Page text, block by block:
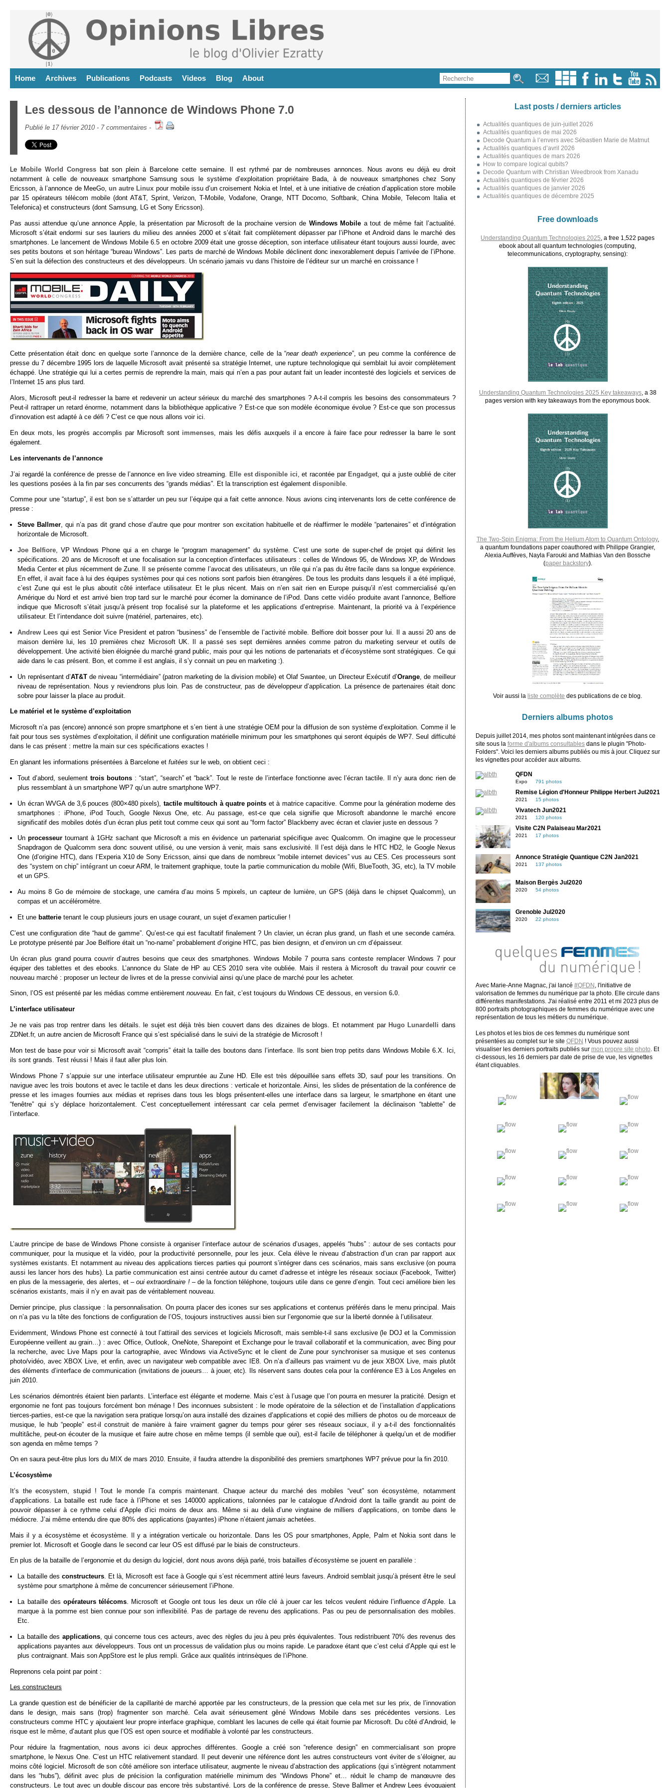
Home Archives Publications Podcasts Videos Blog About
Les dessous de l’annonce de Windows Phone 7.0
Publié le 17 février 2010 - 7 commentaires -
Le Mobile World Congressbat son plein à Barcelone cette semaine. Il est rythmé par de nombreuses annonces. Nous avons eu déjà eu droit
notamment à celle de nouveaux smartphone Samsung sous le système d’exploitation propriétaire Bada, à de nouveaux smartphones chez Sony
Ericsson, à l’annonce de MeeGo, un autre Linux pour mobile issu d’un croisement Nokia et Intel, et à une initiative de création d’application store mobile
par 15 opérateurs télécom mobile (dont AT&T, Sprint, Verizon, T-Mobile, Vodafone, Orange, NTT Docomo, Softbank, China Mobile, Telecom Italia et
Telefonica) et constructeurs (dont Samsung, LG et Sony Ericsson).
Pas aussi attendue qu’une annonce Apple, la présentation par Microsoft de la prochaine version de Windows Mobile a tout de même fait l’actualité.
Microsoft s’était endormi sur ses lauriers du milieu des années 2000 et s’était fait complètement dépasser par l’iPhone et Android dans le marché des
smartphones. Le lancement de Windows Mobile 6.5 en octobre 2009 était une grosse déception, son interface utilisateur étant toujours aussi lourde, avec
ses petits boutons et son héritage “bureau Windows”. Les parts de marché de Windows Mobile déclinent donc inexorablement depuis l’arrivée de l’iPhone.
S’en suit la défection des constructeurs et des développeurs. Un scénario jamais vu dans l’histoire de l’éditeur sur un marché en croissance !
Cette présentation était donc en quelque sorte l’annonce de la dernière chance, celle de la “near death experience”, un peu comme la conférence de
presse du 7 décembre 1995 lors de laquelle Microsoft avait présenté sa stratégie Internet, une rupture technologique qui semblait lui avoir complètement
échappé. Une stratégie qui lui a certes permis de reprendre la main, mais qui n’en a pas pour autant fait un leader incontesté des logiciels et services de
l’Internet 15 ans plus tard.
Alors, Microsoft peut-il redresser la barre et redevenir un acteur sérieux du marché des smartphones ? A-t-il compris les besoins des consommateurs ?
Peut-il rattraper un retard énorme, notamment dans la bibliothèque applicative ? Est-ce que son modèle économique évolue ? Est-ce que son processus
d’innovation est adapté à ce défi ? C’est ce que nous allons voir ici.
En deux mots, les progrès accomplis par Microsoft sont immenses , mais les défis auxquels il a encore à faire face pour redresser la barre le sont
également.
Les intervenants de l’annonce
J’ai regardé la conférence de presse de l’annonce en live video streaming. Elle est disponible ici , et racontée par Engadget , qui a juste oublié de citer
les questions posées à la fin par ses concurrents des “grands médias”. Et la transcription est également disponible
Comme pour une “startup”, il est bon se s’attarder un peu sur l’équipe qui a fait cette annonce. Nous avions cinq intervenants lors de cette conférence de
presse :
Steve Ballmer, qui n’a pas dit grand chose d’autre que pour montrer son excitation habituelle et de réaffirmer le modèle “partenaires” et d’intégration
horizontale de Microsoft.
Joe Belfiore, VP Windows Phone qui a en charge le “program management” du système. C’est une sorte de super-chef de projet qui définit les
spécifications. 20 ans de Microsoft et une focalisation sur la conception d’interfaces utilisateurs : celles de Windows 95, de Windows XP, de Windows
Media Center et plus récemment de Zune. Il se présente comme l’avocat des utilisateurs, un rôle qui n’a pas du être facile dans sa longue expérience.
En effet, il avait face à lui des équipes systèmes pour qui ces notions sont parfois bien étrangères. De tous les produits dans lesquels il a été impliqué,
c’est Zune qui est le plus aboutit côté interface utilisateur. Et le plus récent. Mais on n’en sait rien en Europe puisqu’il n’est commercialisé qu’en
Amérique du Nord et est arrivé bien trop tard sur le marché pour écorner la dominance de l’iPod. Dans cettevidéo produite avant l’annonce, Belfiore
indique que Microsoft s’était jusqu’à présent trop focalisé sur la plateforme et les applications d’entreprise. Maintenant, la priorité va à l’expérience
utilisateur. Et l’intendance doit suivre (matériel, partenaires, etc).
Andrew Lees qui est Senior Vice President et patron “business” de l’ensemble de l’activité mobile. Belfiore doit bosser pour lui. Il a aussi 20 ans de
maison derrière lui, les 10 premières chez Microsoft UK. Il a passé ses sept dernières années comme patron du marketing serveur et outils de
développement. Une activité bien éloignée du marché grand public, mais pour qui les notions de partenariats et d’écosystème sont stratégiques. Ce qui
aide dans le cas présent. Bon, et comme il est anglais, il s’y connait un peu en marketing :).
Un représentant d’AT&Tde niveau “intermédiaire” (patron marketing de la division mobile) et Olaf Swantee, un Directeur Exécutif d’Orange , de meilleur
niveau de représentation. Nous y reviendrons plus loin. Pas de constructeur, pas de développeur d’application. La présence de partenaires était donc
sobre pour laisser la place au produit.
Le matériel et le système d’exploitation
Microsoft n’a pas (encore) annoncé son propre smartphone et s’en tient à une stratégie OEM pour la diffusion de son système d’exploitation. Comme il le
fait pour tous ses systèmes d’exploitation, il définit une configuration matérielle minimum pour les smartphones qui seront équipés de WP7. Seul difficulté
dans le cas présent : mettre la main sur ces spécifications exactes !
En glanant les informations présentées à Barcelone et fuitées sur le web, on obtient ceci :
Tout d’abord, seulementtrois boutons: “start”, “search” et “back”. Tout le reste de l’interface fonctionne avec l’écran tactile. Il n’y aura donc rien de
plus ressemblant à un smartphone WP7 qu’un autre smartphone WP7.
Un écran WVGA de 3,6 pouces (800×480 pixels), tactile multitouch à quatre points et à matrice capacitive. Comme pour la génération moderne des
smartphones : iPhone, iPod Touch, Google Nexus One, etc. Au passage, est-ce que cela signifie que Microsoft abandonne le marché encore
significatif des mobiles dotés d’un écran plus petit tout comme ceux qui sont au “form factor” Blackberry avec écran et clavier juste en dessous ?
Unprocesseur tournant à 1GHz sachant que Microsoft a mis en évidence un partenariat spécifique avec Qualcomm. On imagine que le processeur
Snapdragon de Qualcomm sera donc souvent utilisé, ou une version à venir, mais sans exclusivité. Il l’est déjà dans le HTC HD2, le Google Nexus
One (d’origine HTC), dans l’Experia X10 de Sony Ericsson, ainsi que dans de nombreux “mobile internet devices” vus au CES. Ces processeurs sont
des “system on chip” intégrantun coeur ARM, le traitement graphique, toute la partie communication du mobile (Wifi, BlueTooth, 3G, etc), la TV mobile
et un GPS.
Au moins 8 Go de mémoire de stockage, une caméra d’au moins 5 mpixels, un capteur de lumière, un GPS (déjà dans le chipset Qualcomm), un
compas et un accéléromètre.
Et une batterietenant le coup plusieurs jours en usage courant, un sujet d’examen particulier !
C’est une configuration dite “haut de gamme”. Qu’est-ce qui est facultatif finalement ? Un clavier, un écran plus grand, un flash et une seconde caméra.
Le prototype présenté par Joe Belfiore était un “no-name” probablement d’origine HTC, pas bien designn, et d’environ un cm d’épaisseur.
Un écran plus grand pourra couvrir d’autres besoins que ceux des smartphones. Windows Mobile 7 pourra sans conteste remplacer Windows 7 pour
équiper des tablettes et des ebooks. L’annonce du Slate de HP au CES 2010 sera vite oubliée. Mais il restera à Microsoft du travail pour couvrir ce
nouveau marché : proposer un lecteur de livres et de la presse convivial ainsi qu’une place de marché pour les acheter.
Sinon, l’OS est présenté par les médias comme entièrement nouveau. En fait, c’est toujours du Windows CE dessous, en version 6.0.
L’interface utilisateur
Je ne vais pas trop rentrer dans les détails. le sujet est déjà très bien couvert dans des dizaines de blogs. Et notamment par Hugo Lunardelli dans
ZDNet.fr, un autre ancien de Microsoft France qui s’est spécialisé dans le suivi de la stratégie de Microsoft !
Mon test de base pour voir si Microsoft avait “compris” était la taille des boutons dans l’interface. Ils sont bien trop petits dans Windows Mobile 6.X. Ici,
ils sont grands. Test réussi ! Mais il faut aller plus loin.
Windows Phone 7 s’appuie sur une interface utilisateur empruntée au Zune HD. Elle est très dépouillée sans effets 3D, sauf pour les transitions. On
navigue avec les trois boutons et avec le tactile et dans les deux directions : verticale et horizontale. Ainsi, les slides de présentation de la conférence de
presse et les images fournies aux médias et reprises dans tous les blogs présentent-elles une interface dans sa largeur, le smartphone en étant une
“fenêtre” qui s’y déplace horizontalement. C’est conceptuellement intéressant car cela permet d’envisager facilement la déclinaison “tablette” de
l’interface.
L’autre principe de base de Windows Phone consiste à organiser l’interface autour de scénarios d’usages, appelés “hubs” : autour de ses contacts pour
communiquer, pour la musique et la vidéo, pour la productivité personnelle, pour les jeux. Cela élève le niveau d’abstraction d’un cran par rapport aux
systèmes existants. Et notamment au niveau des applications tierces parties qui pourront s’intégrer dans ces scénarios, mais sans exclusive (on pourra
aussi les lancer hors des hubs). La partie communication est ainsi centrée autour du carnet d’adresse et intègre les réseaux sociaux (Facebook, Twitter)
en plus de la messagerie, des alertes, et –oui extraordinaire ! – de la fonction téléphone, toujours utile dans ce genre d’engin. Tout ceci améliore bien les
scénarios existants, mais il n’y en avait pas de véritablement nouveau.
Dernier principe, plus classique : la personnalisation. On pourra placer des icones sur ses applications et contenus préférés dans le menu principal. Mais
on n’a pas vu la tête des fonctions de configuration de l’OS, toujours instructives aussi bien sur l’ergonomie que sur la liberté donnée à l’utilisateur.
Evidemment, Windows Phone est connecté à tout l’attirail des services et logiciels Microsoft, mais semble-t-il sans exclusive (le DOJ et la Commission
Européenne veillent au grain…) : avec Office, Outlook, OneNote, Sharepoint et Exchange pour le travail collaboratif et la communication, avec Bing pour
la recherche, avec Live Maps pour la cartographie, avec Windows via ActiveSync et le client de Zune pour synchroniser sa musique et ses contenus
photo/vidéo, avec XBOX Live, et enfin, avec un navigateur web compatible avec IE8. On n’a d’ailleurs pas vraiment vu de jeux XBOX Live, mais plutôt
des éléments d’interface de communication (invitations de joueurs… à jouer, etc). Ils réservent sans doutes cela pour la conférence E3 à Los Angeles en
juin 2010.
Les scénarios démontrés étaient bien parlants. L’interface est élégante et moderne. Mais c’est à l’usage que l’on pourra en mesurer la praticité. Design et
ergonomie ne font pas toujours forcément bon ménage ! Des inconnues subsistent : le mode opératoire de la sélection et de l’installation d’applications
tierces-parties, est-ce que la navigation sera pratique lorsqu’on aura installé des dizaines d’applications et copié des milliers de photos ou de morceaux de
musique, le hub “people” est-il construit de manière à faire vraiment gagner du temps pour gérer ses réseaux sociaux, il y a-t-il des fonctionnalités
multitâche, peut-on écouter de la musique et faire autre chose en même temps (il semble que oui), est-il facile de téléphoner à quelqu’un et de modifier
son agenda en même temps ?
On en saura peut-être plus lors du MIX de mars 2010. Ensuite, il faudra attendre la disponibilité des premiers smartphones WP7 prévue pour la fin 2010.
L’écosystème
It’s the ecosystem, stupid ! Tout le monde l’a compris maintenant. Chaque acteur du marché des mobiles “veut” son écosystème, notamment
d’applications. La bataille est rude face à l’iPhone et ses 140000 applications, talonnées par le catalogue d’Android dont la taille grandit au point de
pouvoir dépasser à ce rythme celui d’Apple d’ici moins de deux ans. Même si au delà d’une vingtaine de milliers d’applications, on tombe dans le
médiocre. J’ai même entendu dire que 80% des applications (payantes) iPhone n’étaient jamais achetées.
Mais il y a écosystème et écosystème. Il y a intégration verticale ou horizontale. Dans les OS pour smartphones, Apple, Palm et Nokia sont dans le
premier lot. Microsoft et Google dans le second car leur OS est diffusé par le biais de constructeurs.
En plus de la bataille de l’ergonomie et du design du logiciel, dont nous avons déjà parlé, trois batailles d’écosystème se jouent en parallèle :
La bataille des constructeurs. Et là, Microsoft est face à Google qui s’est récemment attiré leurs faveurs. Android semblait jusqu’à présent être le seul
système pour smartphone à même de concurrencer sérieusement l’iPhone.
La bataille desopérateurs télécoms. Microsoft et Google ont tous les deux un rôle clé à jouer car les telcos veulent réduire l’influence d’Apple. La
marque à la pomme est bien connue pour son inflexibilité. Pas de partage de revenu des applications. Pas ou peu de personnalisation des mobiles.
Etc.
La bataille des applications, qui concerne tous ces acteurs, avec des règles du jeu à peu près équivalentes. Tous redistribuent 70% des revenus des
applications payantes aux développeurs. Tous ont un processus de validation plus ou moins rapide. Le paradoxe étant que c’est celui d’Apple qui est le
plus contraignant. Mais son AppStore est le plus rempli. Grâce aux qualités intrinsèques de l’iPhone.
Reprenons cela point par point :
Les constructeurs
La grande question est de bénéficier de la capillarité de marché apportée par les constructeurs, de la pression que cela met sur les prix, de l’innovation
dans le design, mais sans (trop) fragmenter son marché. Cela avait sérieusement gêné Windows Mobile dans ses précédentes versions. Les
constructeurs comme HTC y ajoutaient leur propre interface graphique, comblant les lacunes de celle qui était fournie par Microsoft. Du côté d’Android, le
risque est le même, d’autant plus que l’OS est open source et modifiable à volonté par les constructeurs.
Pour réduire la fragmentation, nous avons ici deux approches différentes. Google a créé son “reference design” en commercialisant son propre
smartphone, le Nexus One. C’est un HTC relativement standard. Il peut devenir une référence dont les autres constructeurs vont éviter de s’éloigner, au
moins côté logiciel. Microsoft de son côté améliore son interface utilisateur, augmente le niveau d’abstraction des applications (qui s’intègrent notamment
dans les “hubs”), définit avec plus de précision la configuration matérielle minimum des “Windows Phone” et… réduit le champ de manœuvre des
constructeurs. Le tout avec un double discour pas encore très substantivé. Lors de la conférence de presse, Steve Ballmer et Andrew Lees évoquaient
Last posts / derniers articles
Actualités quantiques de juin-juillet 2026
Actualités quantiques de mai 2026
Decode Quantum à l’envers avec Sébastien Marie de Matmut
Actualités quantiques d’avril 2026
Actualités quantiques de mars 2026
How to compare logical qubits?
Decode Quantum with Christian Weedbrook from Xanadu
Actualités quantiques de février 2026
Actualités quantiques de janvier 2026
Actualités quantiques de décembre 2025
Free downloads
Understanding Quantum Technologies 2025 , a free 1,522 pages
ebook about all quantum technologies (computing,
telecommunications, cryptography, sensing):
Understanding Quantum Technologies 2025 Key takeaways, a 38
pages version with key takeaways from the eponymous book.
The Two-Spin Enigma: From the Helium Atom to Quantum Ontology,
a quantum foundations paper coauthored with Philippe Grangier,
Alexia Auffèves, Nayla Farouki and Mathias Van den Bossche
(paper backstory).
Voir aussi la liste complète des publications de ce blog.
Derniers albums photos
Depuis juillet 2014, mes photos sont maintenant intégrées dans ce
site sous la forme d'albums consultablesdans le plugin "Photo-
Folders". Voici les derniers albums publiés ou mis à jour. Cliquez sur
les vignettes pour accéder aux albums.
QFDN
Expo 791 photos
Remise Légion d'Honneur Philippe Herbert Jul2021
2021 15 photos
Vivatech Jun2021
2021 120 photos
Visite C2N Palaiseau Mar2021
2021 17 photos
Annonce Stratégie Quantique C2N Jan2021
2021 137 photos
Maison Bergès Jul2020
2020 54 photos
Grenoble Jul2020
2020 22 photos
Avec Marie-Anne Magnac, j'ai lancé #QFDN
, l'initiative de
valorisation de femmes du numérique par la photo. Elle circule dans
différentes manifestations. J'ai réalisé entre 2011 et mi 2023 plus de
800 portraits photographiques de femmes du numérique avec une
représentation de tous les métiers du numérique.
Les photos et les bios de ces femmes du numérique sont
présentées au complet sur le site QFDN ! Vous pouvez aussi
visualiser les derniers portraits publiés sur mon propre site photo . Et
ci-dessous, les 16 derniers par date de prise de vue, les vignettes
étant cliquables.